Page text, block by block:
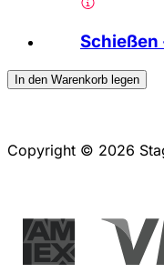
Schießen
In den Warenkorb legen
Copyright © 2026